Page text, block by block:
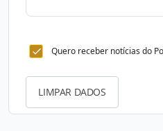
Quero receber notícias do
LIMPAR DADOS